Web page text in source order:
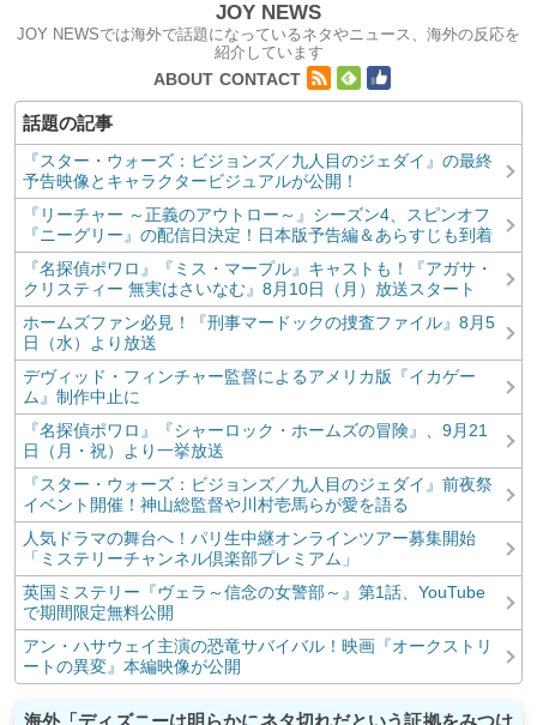
JOY NEWS
JOY NEWSでは海外で話題になっているネタやニュース、海外の反応を
紹介しています
コンテンツへ移動
ABOUT CONTACT
『スター・ウォーズ：ビジョンズ／九人目のジェダイ』の最終
予告映像とキャラクタービジュアルが公開！
『リーチャー ～正義のアウトロー～』シーズン4、スピンオフ
『ニーグリー』の配信日決定！日本版予告編＆あらすじも到着
『名探偵ポワロ』『ミス・マープル』キャストも！『アガサ・
クリスティー 無実はさいなむ』8月10日（月）放送スタート
ホームズファン必見！『刑事マードックの捜査ファイル』8月5
日（水）より放送
デヴィッド・フィンチャー監督によるアメリカ版『イカゲー
ム』制作中止に
『名探偵ポワロ』『シャーロック・ホームズの冒険』、9月21
日（月・祝）より一挙放送
『スター・ウォーズ：ビジョンズ／九人目のジェダイ』前夜祭
イベント開催！神山総監督や川村壱馬らが愛を語る
人気ドラマの舞台へ！パリ生中継オンラインツアー募集開始
「ミステリーチャンネル倶楽部プレミアム」
英国ミステリー『ヴェラ～信念の女警部～』第1話、YouTube
で期間限定無料公開
アン・ハサウェイ主演の恐竜サバイバル！映画『オークストリ
ートの異変』本編映像が公開
海外「ディズニーは明らかにネタ切れだという証拠をみつけ